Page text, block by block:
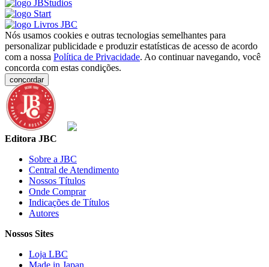
Nós usamos cookies e outras tecnologias semelhantes para
personalizar publicidade e produzir estatísticas de acesso de acordo
com a nossa Política de Privacidade. Ao continuar navegando, você
concorda com estas condições.
concordar
Editora JBC
Sobre a JBC
Central de Atendimento
Nossos Títulos
Onde Comprar
Indicações de Títulos
Autores
Nossos Sites
Loja LBC
Made in Japan